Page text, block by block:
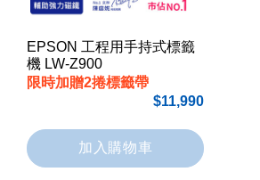
EPSON 工程用手持式標籤
機 LW-Z900
限時加贈2捲標籤帶
11,990
加入購物車